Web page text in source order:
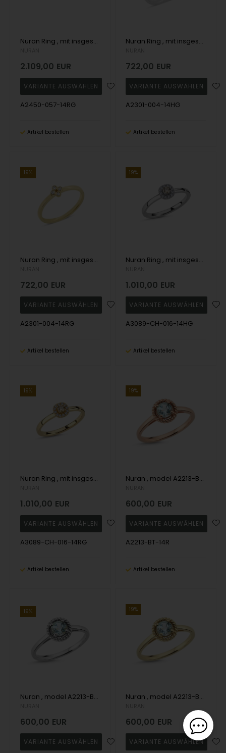
Nuran Ring , mit insgesamt 0,57 ct Wesselton SI
2.109,00 EUR
A2450-057-14RG
Artikel bestellen
Nuran Ring , mit insgesamt 0,04 ct Wesselton SI
722,00 EUR
A2301-004-14HG
Artikel bestellen
19%
Nuran Ring , mit insgesamt 0,04 ct Wesselton SI
722,00 EUR
A2301-004-14RG
Artikel bestellen
19%
Nuran Ring , mit insgesamt 0,16 ct Champagne / Wesselton SI
1.010,00 EUR
A3089-CH-016-14HG
Artikel bestellen
19%
Nuran Ring , mit insgesamt 0,16 ct Champagne / Wesselton SI
1.010,00 EUR
A3089-CH-016-14RG
Artikel bestellen
19%
Nuran , model A2213-BT-14R
600,00 EUR
A2213-BT-14R
Artikel bestellen
19%
Nuran , model A2213-BT-14H
600,00 EUR
19%
Nuran , model A2213-BT-14G
600,00 EUR